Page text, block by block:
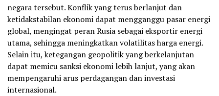
negara tersebut. Konflik yang terus berlanjut dan
ketidakstabilan ekonomi dapat mengganggu pasar energi
global, mengingat peran Rusia sebagai eksportir energi
utama, sehingga meningkatkan volatilitas harga energi.
Selain itu, ketegangan geopolitik yang berkelanjutan
dapat memicu sanksi ekonomi lebih lanjut, yang akan
mempengaruhi arus perdagangan dan investasi
internasional.